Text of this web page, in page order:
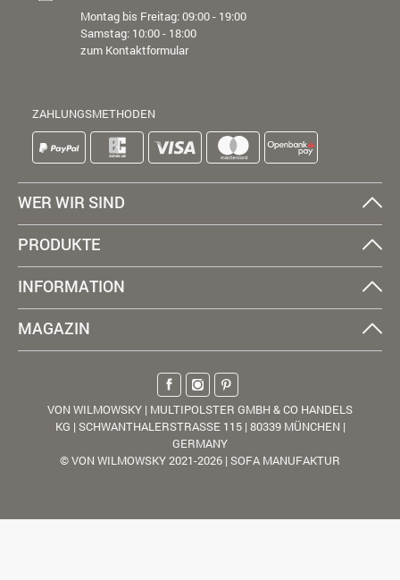
Montag bis Freitag: 09:00 - 19:00
Samstag: 10:00 - 18:00
zum Kontaktformular
ZAHLUNGSMETHODEN
WER WIR SIND
PRODUKTE
INFORMATION
MAGAZIN
VON WILMOWSKY | MULTIPOLSTER GMBH & CO HANDELS
KG | SCHWANTHALERSTRASSE 115 | 80339 MÜNCHEN |
GERMANY
© VON WILMOWSKY 2021-2026 | SOFA MANUFAKTUR